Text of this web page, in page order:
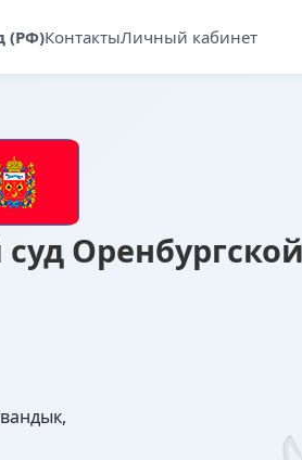
(РФ)КонтактыЛичный кабинет